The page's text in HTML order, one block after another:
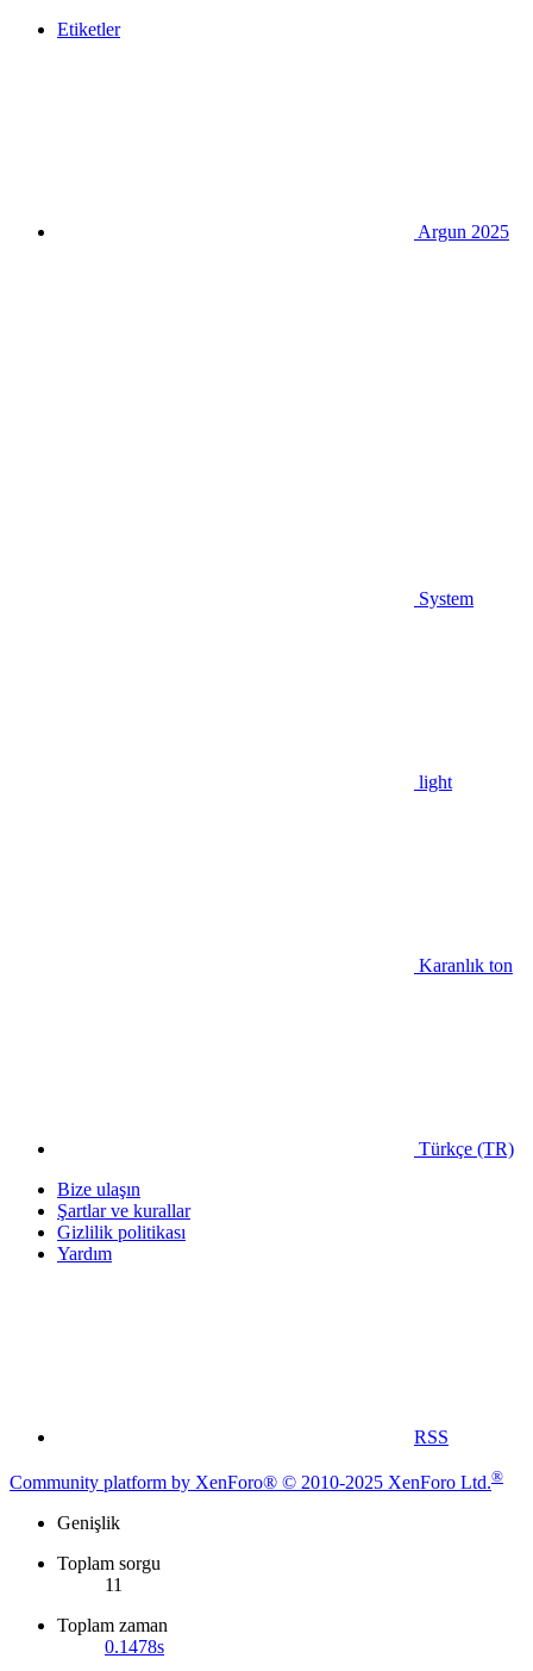
Etiketler
Argun 2025
System
light
Karanlık ton
Türkçe (TR)
Bize ulaşın
Şartlar ve kurallar
Gizlilik politikası
Yardım
RSS
Community platform by XenForo® © 2010-2025 XenForo Ltd.®
Genişlik
Toplam sorgu
11
Toplam zaman
0.1478s